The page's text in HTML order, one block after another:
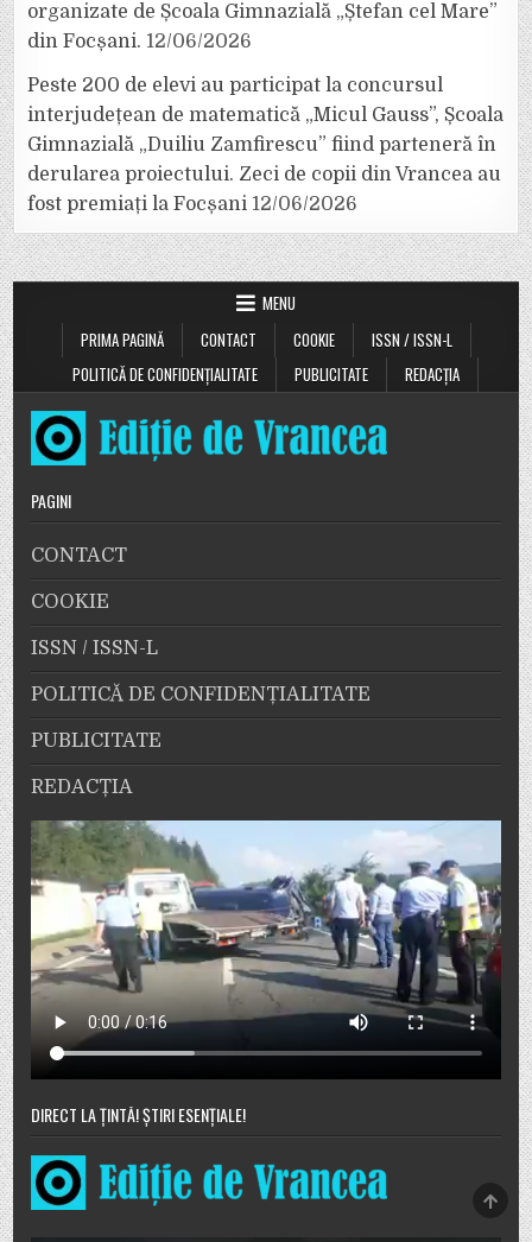
organizate de Școala Gimnazială „Ștefan cel Mare”
din Focșani. 12/06/2026
Peste 200 de elevi au participat la concursul
interjudețean de matematică „Micul Gauss”, Școala
Gimnazială „Duiliu Zamfirescu” fiind parteneră în
derularea proiectului. Zeci de copii din Vrancea au
fost premiați la Focșani 12/06/2026
MENU
PRIMA PAGINĂ
CONTACT COOKIE
ISSN / ISSN-L
POLITICĂ DE CONFIDENȚIALITATE
PUBLICITATE REDACȚIA
PAGINI
CONTACT
COOKIE
ISSN / ISSN-L
POLITICĂ DE CONFIDENȚIALITATE
PUBLICITATE
REDACȚIA
DIRECT LA ȚINTĂ! ȘTIRI ESENȚIALE!
TOP